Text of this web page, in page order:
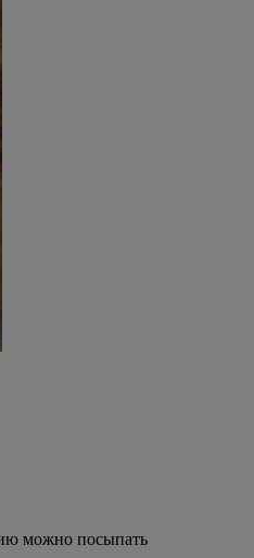
можно посыпать